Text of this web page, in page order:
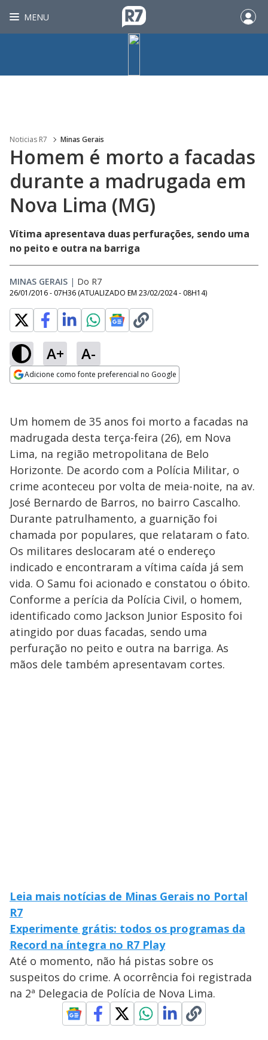
MENU
Noticias R7 Minas Gerais
Homem é morto a facadas
durante a madrugada em
Nova Lima (MG)
Vítima apresentava duas perfurações, sendo uma
no peito e outra na barriga
MINAS GERAIS | Do R7
26/01/2016 - 07H36 (ATUALIZADO EM 23/02/2024 - 08H14)
A+ A-
Adicione como fonte preferencial no Google
Um homem de 35 anos foi morto a facadas na
madrugada desta terça-feira (26), em Nova
Lima, na região metropolitana de Belo
Horizonte. De acordo com a Polícia Militar, o
crime aconteceu por volta de meia-noite, na av.
José Bernardo de Barros, no bairro Cascalho.
Durante patrulhamento, a guarnição foi
chamada por populares, que relataram o fato.
Os militares deslocaram até o endereço
indicado e encontraram a vítima caída já sem
vida. O Samu foi acionado e constatou o óbito.
Conforme a perícia da Polícia Civil, o homem,
identificado como Jackson Junior Esposito foi
atingido por duas facadas, sendo uma
perfuração no peito e outra na barriga. As
mãos dele também apresentavam cortes.
Leia mais notícias de Minas Gerais no Portal
R7
Experimente grátis: todos os programas da
Record na íntegra no R7 Play
Até o momento, não há pistas sobre os
suspeitos do crime. A ocorrência foi registrada
na 2ª Delegacia de Polícia de Nova Lima.